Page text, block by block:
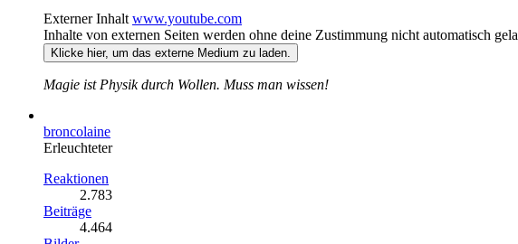
Externer Inhalt www.youtube.com
Inhalte von externen Seiten werden ohne deine Zustimmung nicht automatisch
Klicke hier, um das externe Medium zu laden.
Magie ist Physik durch Wollen. Muss man wissen!
broncolaine
Erleuchteter
Reaktionen
2.783
Beiträge
4.464